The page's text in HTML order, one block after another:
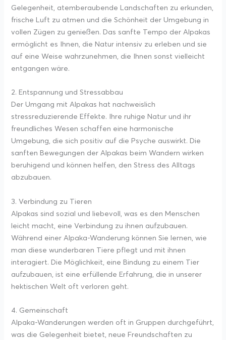
Gelegenheit, atemberaubende Landschaften zu erkunden,
frische Luft zu atmen und die Schönheit der Umgebung in
vollen Zügen zu genießen. Das sanfte Tempo der Alpakas
ermöglicht es Ihnen, die Natur intensiv zu erleben und sie
auf eine Weise wahrzunehmen, die Ihnen sonst vielleicht
entgangen wäre.
2. Entspannung und Stressabbau
Der Umgang mit Alpakas hat nachweislich
stressreduzierende Effekte. Ihre ruhige Natur und ihr
freundliches Wesen schaffen eine harmonische
Umgebung, die sich positiv auf die Psyche auswirkt. Die
sanften Bewegungen der Alpakas beim Wandern wirken
beruhigend und können helfen, den Stress des Alltags
abzubauen.
3. Verbindung zu Tieren
Alpakas sind sozial und liebevoll, was es den Menschen
leicht macht, eine Verbindung zu ihnen aufzubauen.
Während einer Alpaka-Wanderung können Sie lernen, wie
man diese wunderbaren Tiere pflegt und mit ihnen
interagiert. Die Möglichkeit, eine Bindung zu einem Tier
aufzubauen, ist eine erfüllende Erfahrung, die in unserer
hektischen Welt oft verloren geht.
4. Gemeinschaft
Alpaka-Wanderungen werden oft in Gruppen durchgeführt,
was die Gelegenheit bietet, neue Freundschaften zu